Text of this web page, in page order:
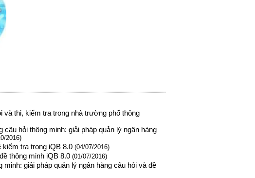
và thi, kiểm tra trong nhà trường phổ thông
hỏi thông minh: giải pháp quản lý ngân hàng
2016)
tra trong iQB 8.0 (04/07/2016)
thông minh iQB 8.0 (01/07/2016)
giải pháp quản lý ngân hàng câu hỏi và đề